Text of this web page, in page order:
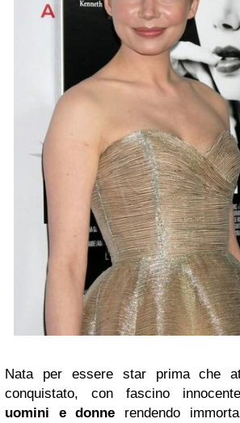
Nata per essere star prima che
conquistato, con fascino
uomini e donne rendendo